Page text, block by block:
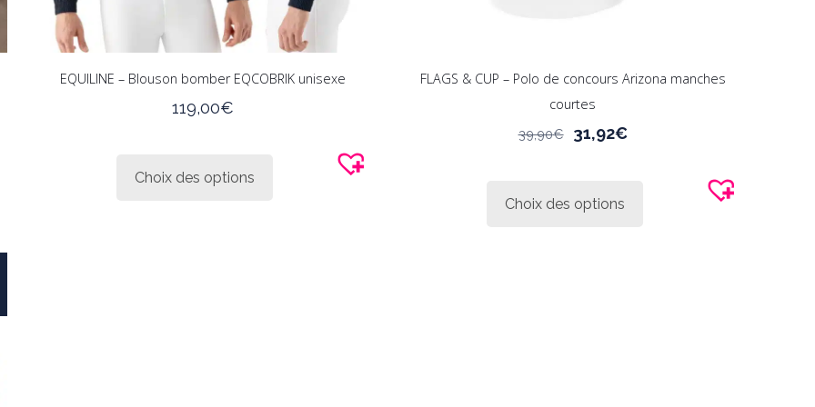
EQUILINE – Blouson bomber EQCOBRIK unisexe
119,00€
Choix des options
FLAGS & CUP – Polo de concours Arizona manches
courtes
39,90€
Le
était :
31,92€Le
Choix des options